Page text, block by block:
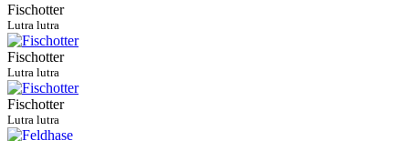
Fischotter
Lutra lutra
Fischotter
Lutra lutra
Fischotter
Lutra lutra